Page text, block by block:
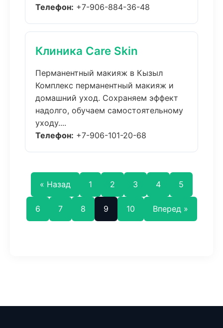
Телефон: +7-906-884-36-48
Клиника Care Skin
Перманентный макияж в Кызыл
Комплекс перманентный макияж и
домашний уход. Сохраняем эффект
надолго, обучаем самостоятельному
уходу....
Телефон: +7-906-101-20-68
« Назад 1 2 3 4 5
6 7 8 9 10 Вперед »